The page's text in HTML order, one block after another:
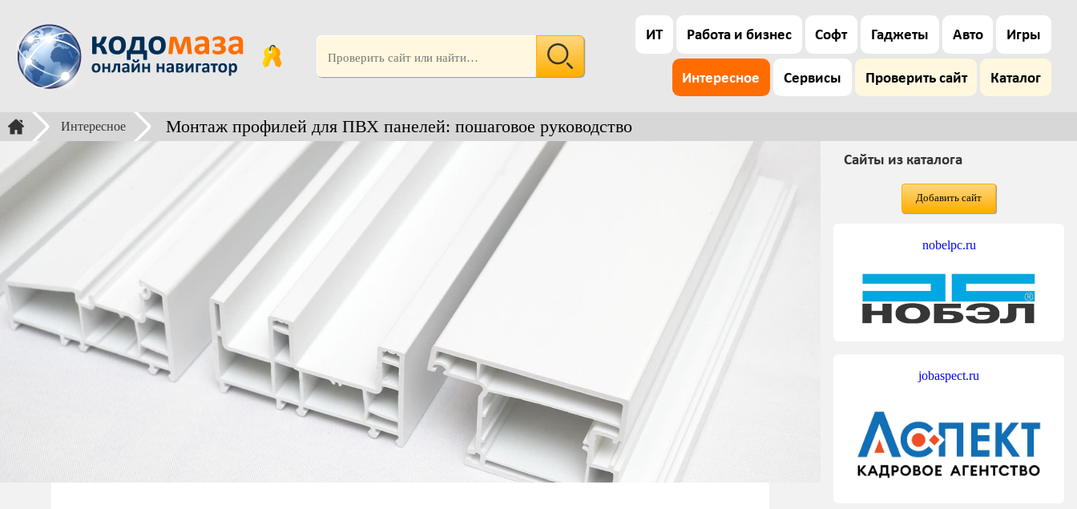
ИТ Работа и бизнес Софт Гаджеты Авто Игры
Интересное Сервисы Проверить сайт Каталог
Интересное Монтаж профилей для ПВХ панелей: пошаговое руководство
Сайты из каталога
Добавить сайт
nobelpc.ru
jobaspect.ru